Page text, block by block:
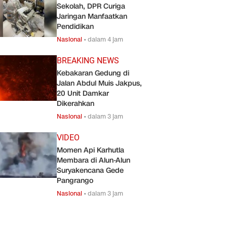
Sekolah, DPR Curiga
Jaringan Manfaatkan
Pendidikan
Nasional •dalam 4 jam
BREAKING NEWS
Kebakaran Gedung di
Jalan Abdul Muis Jakpus,
20 Unit Damkar
Dikerahkan
Nasional •dalam 3 jam
VIDEO
Momen Api Karhutla
Membara di Alun-Alun
Suryakencana Gede
Pangrango
Nasional •dalam 3 jam